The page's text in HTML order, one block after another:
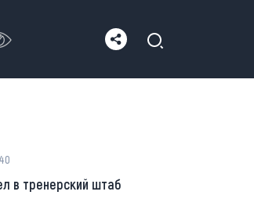
в тренерский штаб